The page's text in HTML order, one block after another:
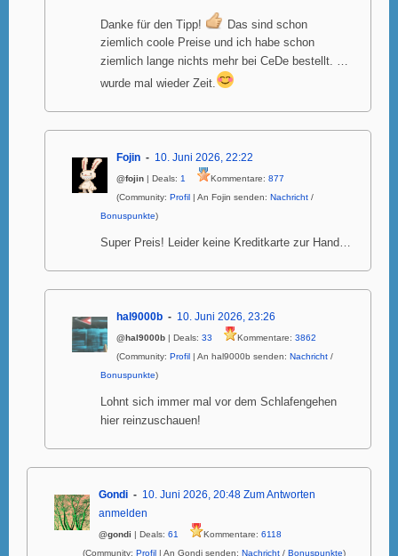
Danke für den Tipp!
Das sind schon
ziemlich coole Preise und ich habe schon
ziemlich lange nichts mehr bei CeDe bestellt. …
wurde mal wieder Zeit.
Fojin 10. Juni 2026, 22:22
@fojin | Deals: 1 Kommentare: 877
(Community: Profil | An Fojin senden: Nachricht /
Bonuspunkte)
Super Preis! Leider keine Kreditkarte zur Hand…
hal9000b 10. Juni 2026, 23:26
@hal9000b | Deals: 33 Kommentare: 3862
(Community: Profil | An hal9000b senden: Nachricht /
Bonuspunkte)
Lohnt sich immer mal vor dem Schlafengehen
hier reinzuschauen!
Gondi 10. Juni 2026, 20:48 Zum Antworten
anmelden
@gondi | Deals: 61 Kommentare: 6118
(Community: Profil | An Gondi senden: Nachricht / Bonuspunkte)